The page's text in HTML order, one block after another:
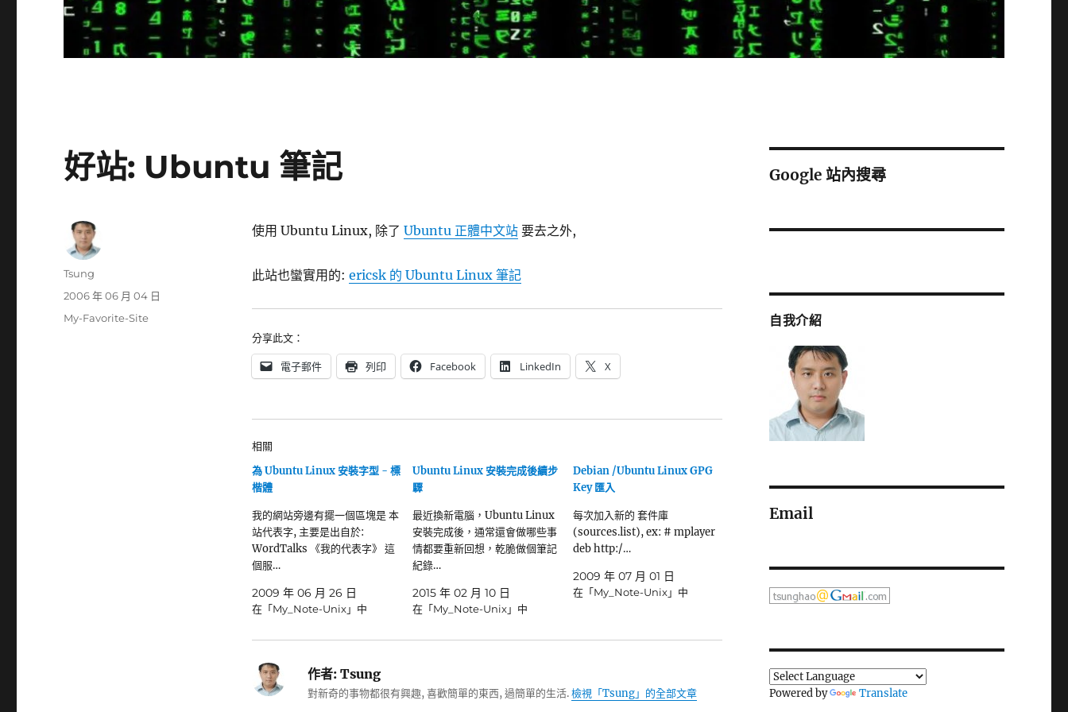
好站: Ubuntu 筆記
使用 Ubuntu Linux, 除了 Ubuntu 正體中文站要去之外,
此站也蠻實用的: ericsk 的 Ubuntu Linux 筆記
分享此文：
電子郵件 列印 Facebook LinkedIn X
相關
為 Ubuntu Linux 安裝字型 - 標
楷體
我的網站旁邊有擺一個區塊是 本
站代表字, 主要是出自於:
WordTalks 《我的代表字》 這
個服…
2009 年 06 月 26 日
在「My_Note-Unix」中
Ubuntu Linux 安裝完成後續步
驟
最近換新電腦，Ubuntu Linux
安裝完成後，通常還會做哪些事
情都要重新回想，乾脆做個筆記
紀錄…
2015 年 02 月 10 日
在「My_Note-Unix」中
Debian /Ubuntu Linux GPG
Key 匯入
每次加入新的 套件庫
(sources.list), ex: # mplayer
deb http:/…
2009 年 07 月 01 日
在「My_Note-Unix」中
作者:Tsung
對新奇的事物都很有興趣, 喜歡簡單的東西, 過簡單的生活.檢視「Tsung」的全部文章
作
Tsung
發
日
2006 年 06 月 04 日
分
My-Favorite-Site
Google 站內搜尋
自我介紹
Email
Powered by Translate